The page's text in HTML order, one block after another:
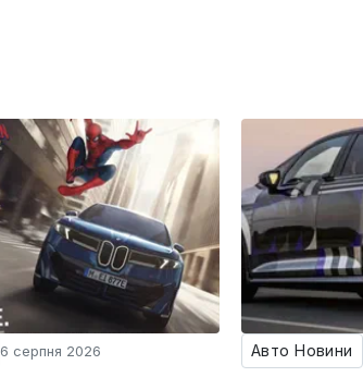
6 серпня 2026 Авто Новини